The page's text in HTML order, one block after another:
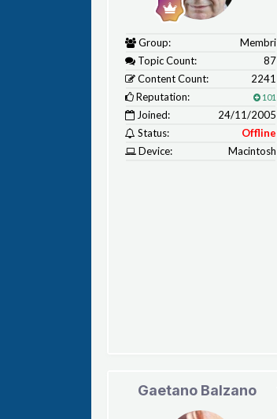
Group:
Membri
Topic Count:
87
Content Count:
2241
Reputation:
101
Joined:
24/11/2005
Status:
Offline
Device:
Macintosh
Gaetano Balzano